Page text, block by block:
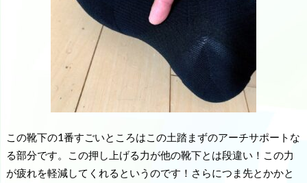
この靴下の1番すごいところはこの土踏まずのアーチサポートな
る部分です。この押し上げる力が他の靴下とは段違い！この力
が疲れを軽減してくれるというのです！さらにつま先とかかと